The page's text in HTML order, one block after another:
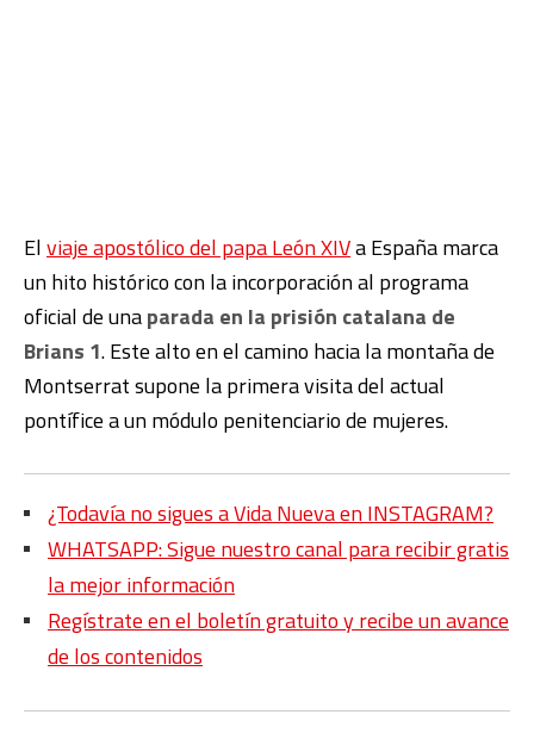
Elviaje apostólico del papa León XIVa España marca
un hito histórico con la incorporación al programa
oficial de unaparada en la prisión catalana de
Brians 1. Este alto en el camino hacia la montaña de
Montserrat supone la primera visita del actual
pontífice a un módulo penitenciario de mujeres.
¿Todavía no sigues a Vida Nueva en INSTAGRAM?
WHATSAPP: Sigue nuestro canal para recibir gratis
la mejor información
Regístrate en el boletín gratuito y recibe un avance
de los contenidos